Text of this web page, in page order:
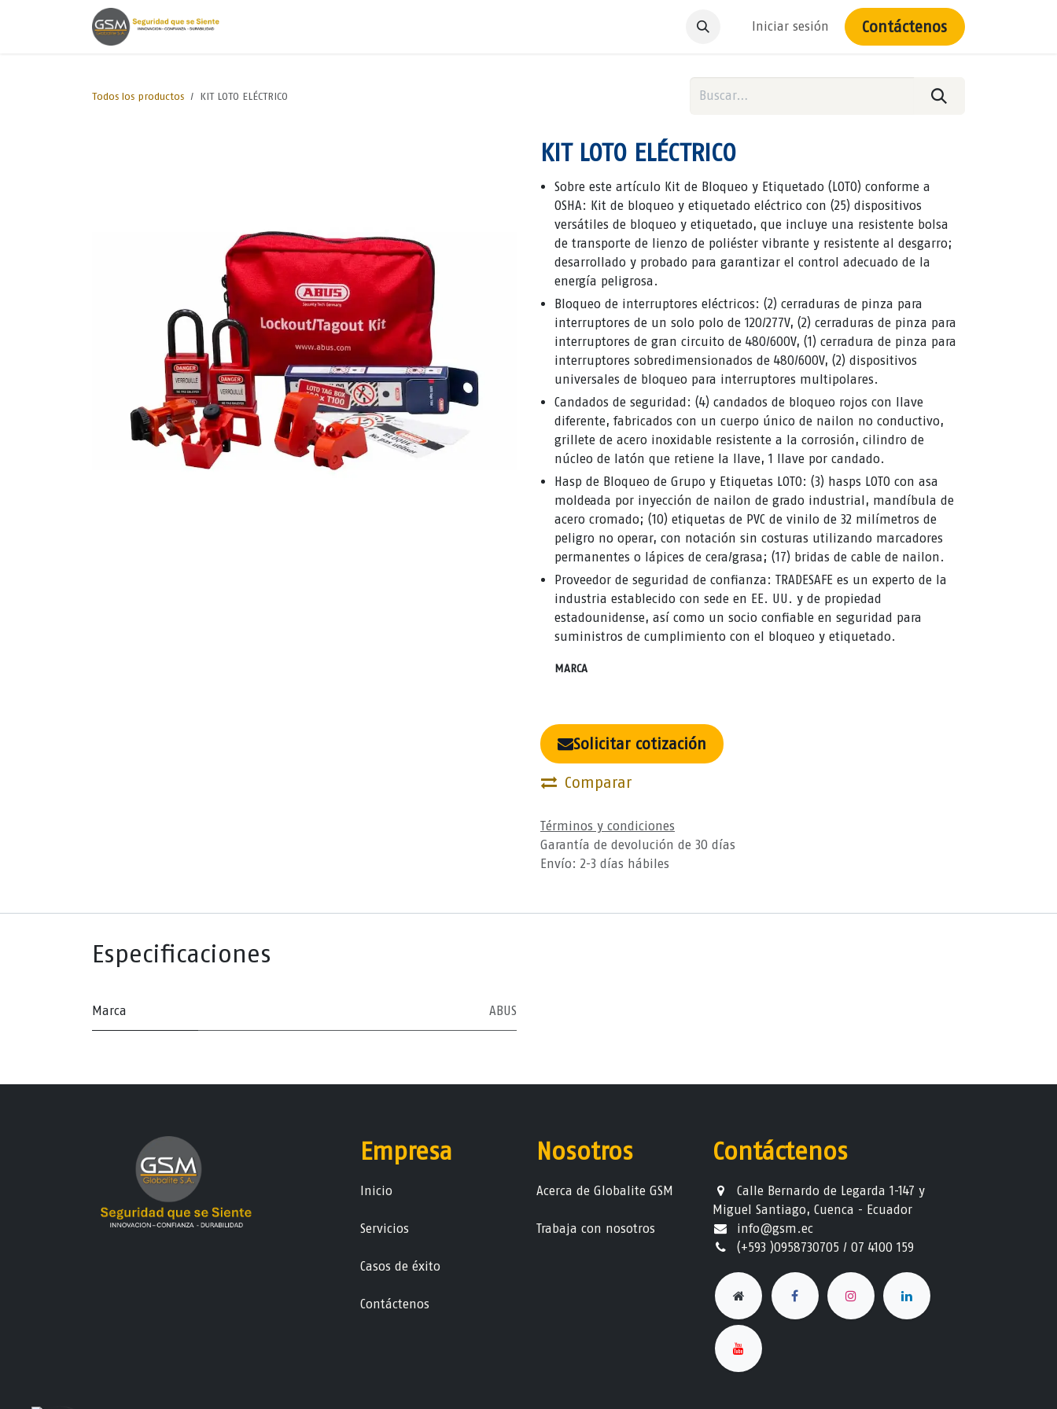
Ir al contenido
Iniciar sesión Contáctenos
Todos los productos KIT LOTO ELÉCTRICO
KIT LOTO ELÉCTRICO
Sobre este artículo Kit de Bloqueo y Etiquetado (LOTO) conforme a
OSHA: Kit de bloqueo y etiquetado eléctrico con (25) dispositivos
versátiles de bloqueo y etiquetado, que incluye una resistente bolsa
de transporte de lienzo de poliéster vibrante y resistente al desgarro;
desarrollado y probado para garantizar el control adecuado de la
energía peligrosa.
Bloqueo de interruptores eléctricos: (2) cerraduras de pinza para
interruptores de un solo polo de 120/277V, (2) cerraduras de pinza para
interruptores de gran circuito de 480/600V, (1) cerradura de pinza para
interruptores sobredimensionados de 480/600V, (2) dispositivos
universales de bloqueo para interruptores multipolares.
Candados de seguridad: (4) candados de bloqueo rojos con llave
diferente, fabricados con un cuerpo único de nailon no conductivo,
grillete de acero inoxidable resistente a la corrosión, cilindro de
núcleo de latón que retiene la llave, 1 llave por candado.
Hasp de Bloqueo de Grupo y Etiquetas LOTO: (3) hasps LOTO con asa
moldeada por inyección de nailon de grado industrial, mandíbula de
acero cromado; (10) etiquetas de PVC de vinilo de 32 milímetros de
peligro no operar, con notación sin costuras utilizando marcadores
permanentes o lápices de cera/grasa; (17) bridas de cable de nailon.
Proveedor de seguridad de confianza: TRADESAFE es un experto de la
industria establecido con sede en EE. UU. y de propiedad
estadounidense, así como un socio confiable en seguridad para
suministros de cumplimiento con el bloqueo y etiquetado.
MARCA
Solicitar cotización
Comparar
Términos y condiciones
Garantía de devolución de 30 días
Envío: 2-3 días hábiles
Especificaciones
Marca ABUS
Contáctenos
Calle Bernardo de Legarda 1-147 y
Miguel Santiago, Cuenca - Ecuador
info@gsm.ec​
(+593 )0958730705 / 07 4100 159
Empresa
Ini​ci​o
Servicios
Casos de éxito
Contáctenos
Nosotros
Acerca de Globalite GSM
Trabaja con nosotros